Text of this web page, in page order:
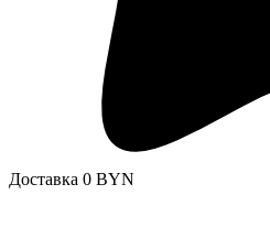
Доставка 0 BYN